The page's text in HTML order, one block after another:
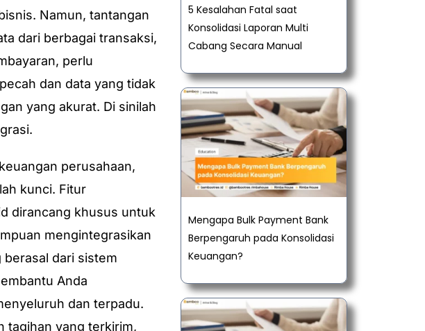
Namun, tantangan
dari berbagai transaksi,
perlu
dan data yang tidak
yang akurat. Di sinilah
perusahaan,
kunci. Fitur
dirancang khusus untuk
mengintegrasikan
dari sistem
Anda
dan terpadu.
tagihan yang terkirim,
5 Kesalahan Fatal saat
Konsolidasi Laporan Multi
Cabang Secara Manual
Mengapa Bulk Payment Bank
Berpengaruh pada Konsolidasi
Keuangan?